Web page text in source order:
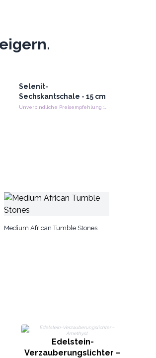
Selenit-
Sechskantschale - 15 cm
Unverbindliche Preisempfehlung : €46.80/Stück
Medium African Tumble Stones
Edelstein-
Verzauberungslichter –